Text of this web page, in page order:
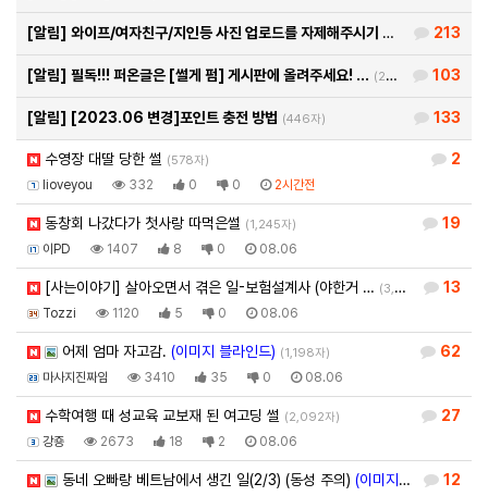
213
[알림] 와이프/여자친구/지인등 사진 업로드를 자제해주시기 바랍… (460자)
103
[알림] 필독!!! 퍼온글은 [썰게 펌] 게시판에 올려주세요! … (290자)
133
[알림] [2023.06 변경]포인트 충전 방법 (446자)
2
수영장 대딸 당한 썰 (578자)
Iioveyou 332 0 0 2시간전
19
동창회 나갔다가 첫사랑 따먹은썰 (1,245자)
이PD 1407 8 0 08.06
13
[사는이야기] 살아오면서 겪은 일-보험설계사 (야한거 … (3,581자)
Tozzi 1120 5 0 08.06
62
어제 엄마 자고감. (이미지 블라인드) (1,198자)
마사지진짜임 3410 35 0 08.06
27
수학여행 때 성교육 교보재 된 여고딩 썰 (2,092자)
강죵 2673 18 2 08.06
12
동네 오빠랑 베트남에서 생긴 일(2/3) (동성 주의) (이미지 블라인드)